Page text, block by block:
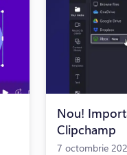
Nou!
Clipchamp
7 octombrie